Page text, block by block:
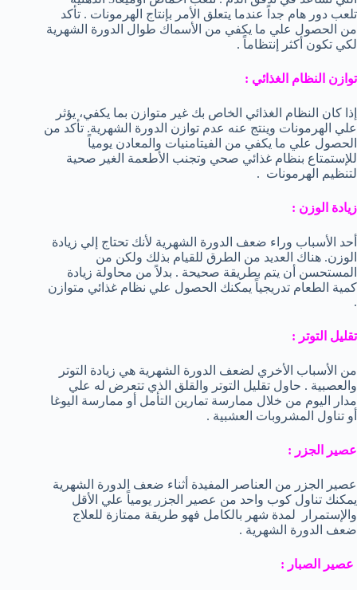
تلعب دور هام جداً عندما يتعلق الأمر بإنتاج الهرمونات . تأكد
من الحصول علي ما يكفي من الأسماك طوال الدورة الشهرية
لكي تكون أكثر إنتظاماً .
توازن النظام الغذائي :
إذا كان النظام الغذائي الخاص بك غير متوازن بما يكفي، يؤثر
علي الهرمونات وينتج عنه عدم توازن الدورة الشهرية. تأكد من
الحصول علي ما يكفي من الفيتامنيات والمعادن يومياً
للإستمتاع بنظام غذائي صحي وتجنب الأطعمة الغير صحية
لتنظيم الهرمونات .
زيادة الوزن :
أحد الأسباب وراء ضعف الدورة الشهرية لأنك تحتاج إلي زيادة
الوزن. هناك العديد من الطرق للقيام بذلك ولكن من
المستحسن أن يتم بطريقة صحيحة . بدلاً من محاولة زيادة
كمية الطعام تدريجياً يمكنك الحصول علي نظام غذائي متوازن
.
تقليل التوتر :
من الأسباب الأخري لضعف الدورة الشهرية هي زيادة التوتر
والعصبية . حاول تقليل التوتر والقلق الذي تتعرض له علي
مدار اليوم من خلال ممارسة تمارين التأمل أو ممارسة اليوغا
أو تناول المشروبات العشبية .
عصير الجزر :
عصير الجزر من العناصر المفيدة أثناء ضعف الدورة الشهرية
يمكنك تناول كوب واحد من عصير الجزر يومياً علي الأقل
والإستمرار لمدة شهر بالكامل فهو طريقة ممتازة للعلاج
ضعف الدورة الشهرية .
عصير الصبار :